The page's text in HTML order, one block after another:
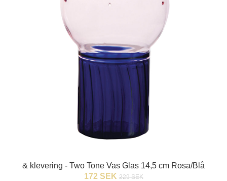
& klevering - Two Tone Vas Glas 14,5 cm Rosa/Blå
172 SEK 229 SEK